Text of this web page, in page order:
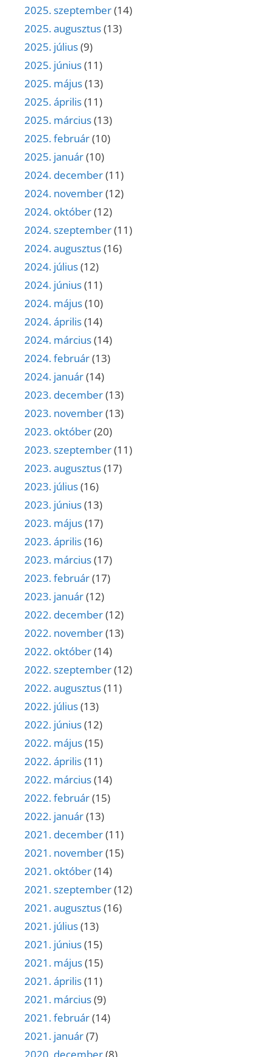
2025. szeptember(14)
2025. augusztus(13)
2025. július(9)
2025. június(11)
2025. május(13)
2025. április(11)
2025. március(13)
2025. február(10)
2025. január(10)
2024. december(11)
2024. november(12)
2024. október(12)
2024. szeptember(11)
2024. augusztus(16)
2024. július(12)
2024. június(11)
2024. május(10)
2024. április(14)
2024. március(14)
2024. február(13)
2024. január(14)
2023. december(13)
2023. november(13)
2023. október(20)
2023. szeptember(11)
2023. augusztus(17)
2023. július(16)
2023. június(13)
2023. május(17)
2023. április(16)
2023. március(17)
2023. február(17)
2023. január(12)
2022. december(12)
2022. november(13)
2022. október(14)
2022. szeptember(12)
2022. augusztus(11)
2022. július(13)
2022. június(12)
2022. május(15)
2022. április(11)
2022. március(14)
2022. február(15)
2022. január(13)
2021. december(11)
2021. november(15)
2021. október(14)
2021. szeptember(12)
2021. augusztus(16)
2021. július(13)
2021. június(15)
2021. május(15)
2021. április(11)
2021. március(9)
2021. február(14)
2021. január(7)